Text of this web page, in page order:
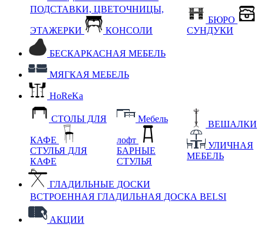
ПОДСТАВКИ, ЦВЕТОЧНИЦЫ,
ЭТАЖЕРКИ КОНСОЛИ
БЮРО
СУНДУКИ
БЕСКАРКАСНАЯ МЕБЕЛЬ
МЯГКАЯ МЕБЕЛЬ
HoReKa
СТОЛЫ ДЛЯ
КАФЕ
СТУЛЬЯ ДЛЯ
КАФЕ
Мебель
лофт
БАРНЫЕ
СТУЛЬЯ
ВЕШАЛКИ
УЛИЧНАЯ
МЕБЕЛЬ
ГЛАДИЛЬНЫЕ ДОСКИ
ВСТРОЕННАЯ ГЛАДИЛЬНАЯ ДОСКА BELSI
АКЦИИ